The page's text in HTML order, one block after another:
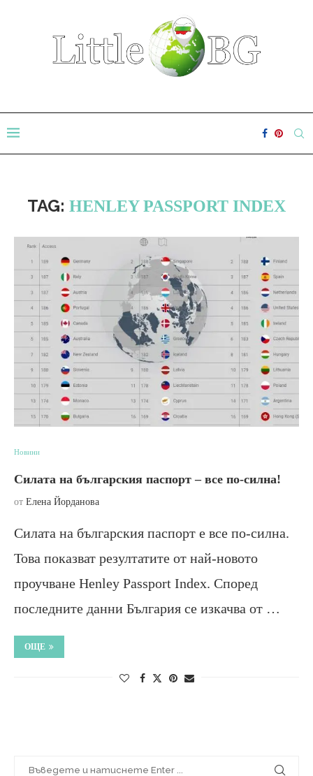
TAG: HENLEY PASSPORT INDEX
Новини
Силата на българския паспорт – все по-силна!
от Елена Йорданова
Силата на българския паспорт е все по-силна.
Това показват резултатите от най-новото
проучване Henley Passport Index. Според
последните данни България се изкачва от …
ОЩЕ